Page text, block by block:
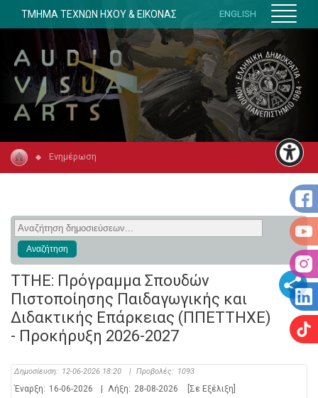
ΤΜΗΜΑ ΤΕΧΝΩΝ ΗΧΟΥ & ΕΙΚΟΝΑΣ ENGLISH
Ενημέρωση
TTHE: Πρόγραμμα Σπουδών
Πιστοποίησης Παιδαγωγικής και
Διδακτικής Επάρκειας (ΠΠΕΤΤΗΧΕ)
- Προκήρυξη 2026-2027
Δημοσίευση: 12-06-2026 18:20 | Προβολές: 1093
Έναρξη: 16-06-2026 Λήξη: 28-08-2026 [Σε Εξέλιξη]